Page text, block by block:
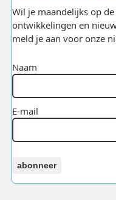
Wil je maandelijks op
ontwikkelingen en
meld je aan voor onze
Naam
E-mail
abonneer